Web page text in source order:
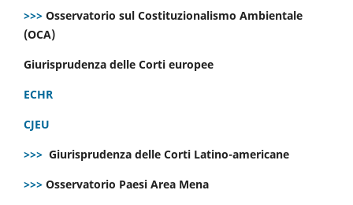
>>> Osservatorio sul Costituzionalismo Ambientale
(OCA)
Giurisprudenza delle Corti europee
ECHR
CJEU
>>> Giurisprudenza delle Corti Latino-americane
>>> Osservatorio Paesi Area Mena